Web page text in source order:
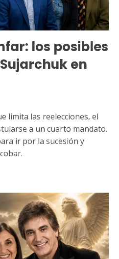
los posibles
en
limita las reelecciones, el
a un cuarto mandato.
ir por la sucesión y